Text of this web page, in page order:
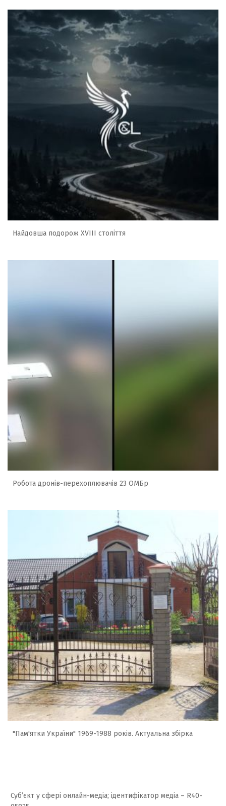
Найдовша подорож XVIII століття
Робота дронів-перехоплювачів 23 ОМБр
"Пам'ятки України" 1969-1988 років. Актуальна збірка
Суб’єкт у сфері онлайн-медіа; ідентифікатор медіа – R40-